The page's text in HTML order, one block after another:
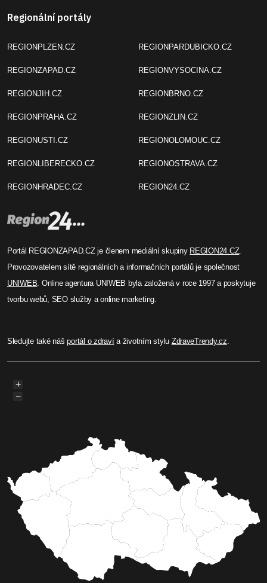
Regionální portály
REGIONPLZEN.CZ
REGIONZAPAD.CZ
REGIONJIH.CZ
REGIONPRAHA.CZ
REGIONUSTI.CZ
REGIONLIBERECKO.CZ
REGIONHRADEC.CZ
REGIONPARDUBICKO.CZ
REGIONVYSOCINA.CZ
REGIONBRNO.CZ
REGIONZLIN.CZ
REGIONOLOMOUC.CZ
REGIONOSTRAVA.CZ
REGION24.CZ
Portál REGIONZAPAD.CZ je členem mediální skupiny REGION24.CZ.
Provozovatelem sítě regionálních a informačních portálů je společnost
UNIWEB. Online agentura UNIWEB byla založená v roce 1997 a poskytuje
tvorbu webů, SEO služby a online marketing.
Sledujte také nášportál o zdravía životním stylu ZdraveTrendy.cz.
+
−